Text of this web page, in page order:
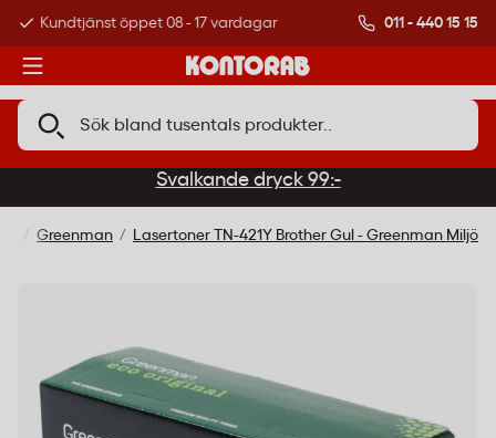
Kundtjänst öppet 08 - 17 vardagar Över 500 000
011 - 440 15 15
Svalkande dryck 99:-
Greenman Lasertoner TN-421Y Brother Gul - Greenman Miljö